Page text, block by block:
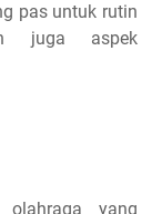
pas untuk rutin
juga aspek
yang